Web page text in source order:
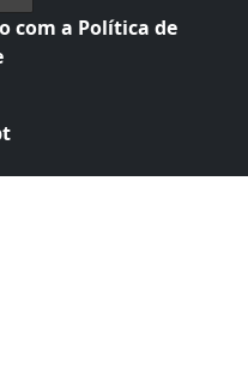
com a Política de